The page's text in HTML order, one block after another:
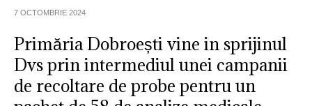
7 OCTOMBRIE 2024
Primăria Dobroești vine in sprijinul
Dvs prin intermediul unei campanii
de recoltare de probe pentru un